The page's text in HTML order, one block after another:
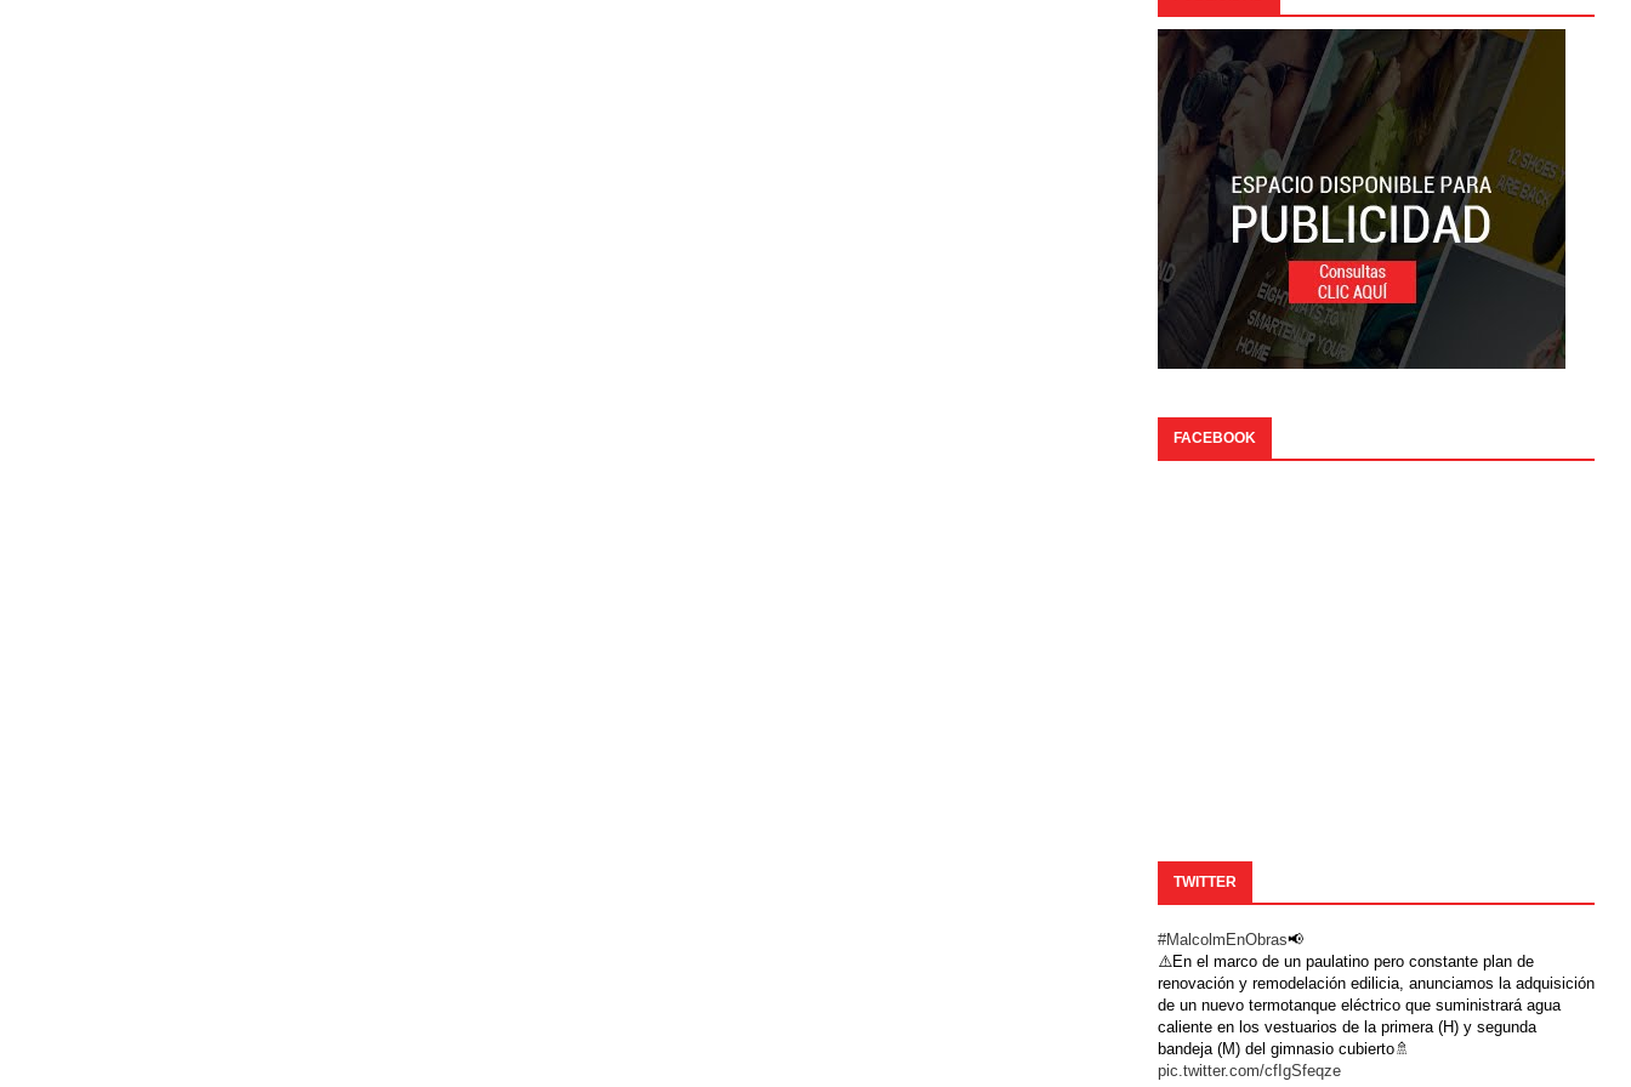
FACEBOOK
TWITTER
#MalcolmEnObras📢
⚠️En el marco de un paulatino pero constante plan de
renovación y remodelación edilicia, anunciamos la adquisición
de un nuevo termotanque eléctrico que suministrará agua
caliente en los vestuarios de la primera (H) y segunda
bandeja (M) del gimnasio cubierto🚿
pic.twitter.com/cfIgSfeqze